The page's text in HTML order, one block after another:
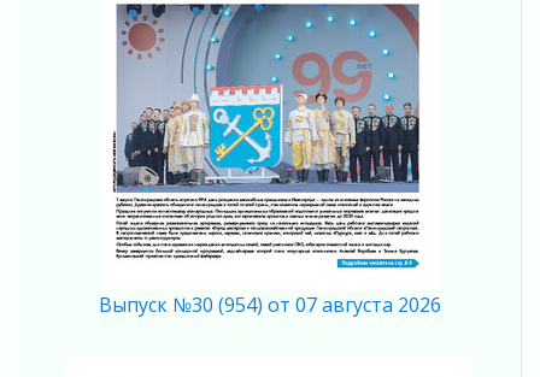
Музеи Ленобласти обновляют пространства
03 августа 2026
Новая площадка: 2027
03 августа 2026
Часть медиков в Ленобласти сможет
рассчитывать на доплату от региона
03 августа 2026
За сутки в Ленинградской области
ликвидировали 10 пожаров
Клюква наливается, но в корзинку пока не
Выпуск №30 (954) от 07 августа 2026